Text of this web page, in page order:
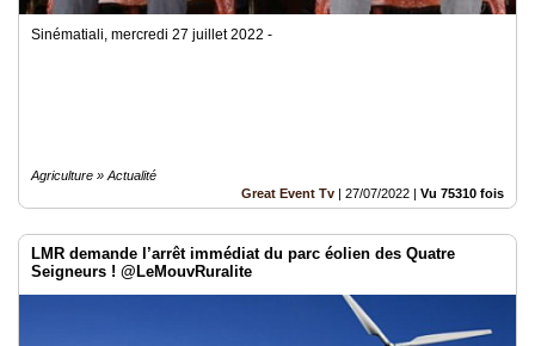
Sinématiali, mercredi 27 juillet 2022 -
Agriculture » Actualité
Great Event Tv | 27/07/2022 | Vu 75310 fois
LMR demande l’arrêt immédiat du parc éolien des Quatre
Seigneurs ! @LeMouvRuralite